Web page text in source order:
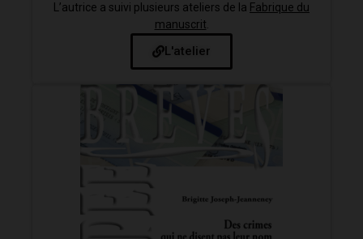
L’autrice a suivi plusieurs ateliers de la Fabrique du
manuscrit
L'atelier